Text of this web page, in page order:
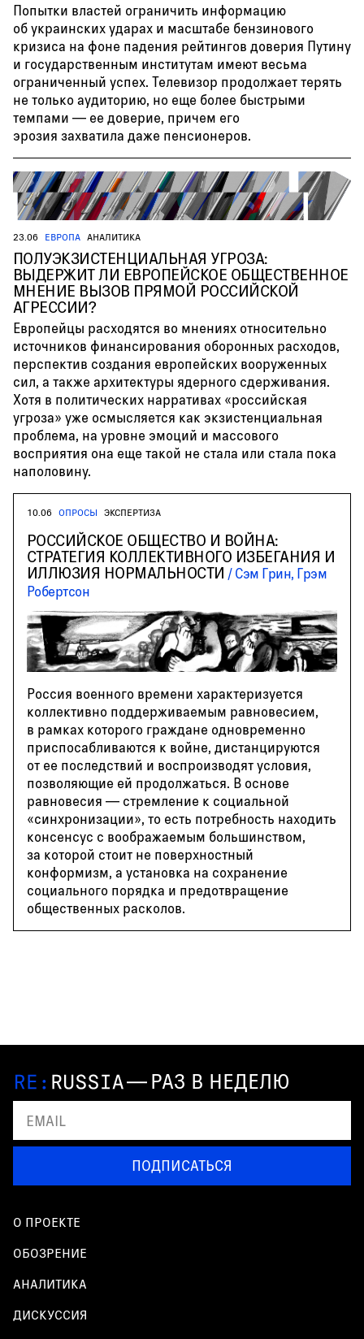
Попытки властей ограничить информацию
об украинских ударах и масштабе бензинового
кризиса на фоне падения рейтингов доверия Путину
и государственным институтам имеют весьма
ограниченный успех. Телевизор продолжает терять
не только аудиторию, но еще более быстрыми
темпами — ее доверие, причем его
эрозия захватила даже пенсионеров.
23.06 ЕВРОПА АНАЛИТИКА
ПОЛУЭКЗИСТЕНЦИАЛЬНАЯ УГРОЗА:
ВЫДЕРЖИТ ЛИ ЕВРОПЕЙСКОЕ ОБЩЕСТВЕННОЕ
МНЕНИЕ ВЫЗОВ ПРЯМОЙ РОССИЙСКОЙ
АГРЕССИИ?
Европейцы расходятся во мнениях относительно
источников финансирования оборонных расходов,
перспектив создания европейских вооруженных
сил, а также архитектуры ядерного сдерживания.
Хотя в политических нарративах «российская
угроза» уже осмысляется как экзистенциальная
проблема, на уровне эмоций и массового
восприятия она еще такой не стала или стала пока
наполовину.
10.06 ОПРОСЫ ЭКСПЕРТИЗА
РОССИЙСКОЕ ОБЩЕСТВО И ВОЙНА:
СТРАТЕГИЯ КОЛЛЕКТИВНОГО ИЗБЕГАНИЯ И
ИЛЛЮЗИЯ НОРМАЛЬНОСТИ
Сэм Грин, Грэм
Робертсон
Россия военного времени характеризуется
коллективно поддерживаемым равновесием,
в рамках которого граждане одновременно
приспосабливаются к войне, дистанцируются
от ее последствий и воспроизводят условия,
позволяющие ей продолжаться. В основе
равновесия — стремление к социальной
«синхронизации», то есть потребность находить
консенсус с воображаемым большинством,
за которой стоит не поверхностный
конформизм, а установка на сохранение
социального порядка и предотвращение
общественных расколов.
— РАЗ В НЕДЕЛЮ
ПОДПИСАТЬСЯ
О ПРОЕКТЕ
ОБОЗРЕНИЕ
АНАЛИТИКА
ДИСКУССИЯ